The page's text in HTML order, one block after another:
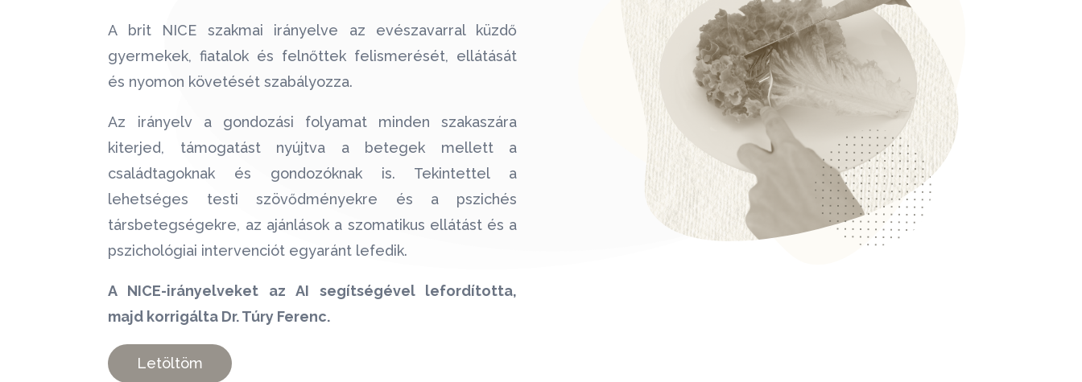
A brit NICE szakmai irányelve az evészavarral küzdő
gyermekek, fiatalok és felnőttek felismerését, ellátását
és nyomon követését szabályozza.
Az irányelv a gondozási folyamat minden szakaszára
kiterjed, támogatást nyújtva a betegek mellett a
családtagoknak és gondozóknak is. Tekintettel a
lehetséges testi szövődményekre és a pszichés
társbetegségekre, az ajánlások a szomatikus ellátást és a
pszichológiai intervenciót egyaránt lefedik.
A NICE-irányelveket az AI segítségével lefordította,
majd korrigálta Dr. Túry Ferenc.
Letöltöm